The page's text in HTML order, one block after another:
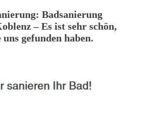
Badsanierung
– Es ist sehr schön,
uns gefunden haben.